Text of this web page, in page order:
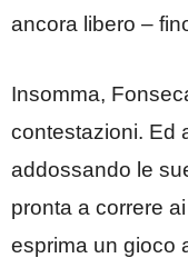
ancora libero –
Insomma,
contestazioni. Ed
addossando le
pronta a correre
esprima un gioco